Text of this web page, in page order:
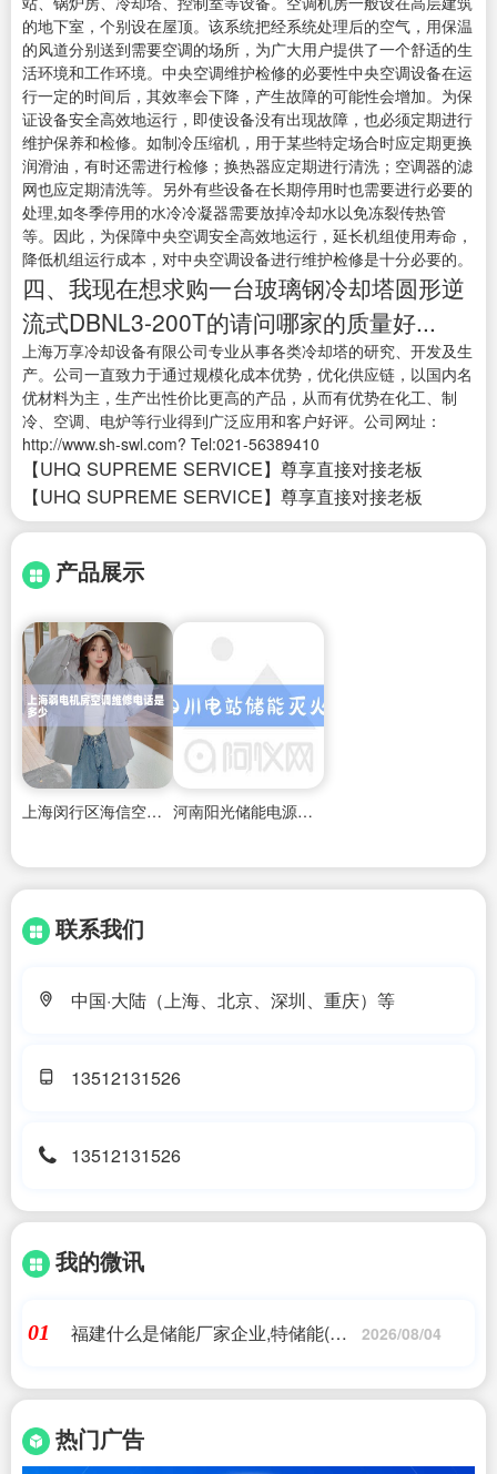
的地下室，个别设在屋顶。该系统把经系统处理后的空气，用保温
的风道分别送到需要空调的场所，为广大用户提供了一个舒适的生
活环境和工作环境。中央空调维护检修的必要性中央空调设备在运
行一定的时间后，其效率会下降，产生故障的可能性会增加。为保
证设备安全高效地运行，即使设备没有出现故障，也必须定期进行
维护保养和检修。如制冷压缩机，用于某些特定场合时应定期更换
润滑油，有时还需进行检修；换热器应定期进行清洗；空调器的滤
网也应定期清洗等。另外有些设备在长期停用时也需要进行必要的
处理,如冬季停用的水冷冷凝器需要放掉冷却水以免冻裂传热管
等。因此，为保障中央空调安全高效地运行，延长机组使用寿命，
降低机组运行成本，对中央空调设备进行维护检修是十分必要的。
四、我现在想求购一台玻璃钢冷却塔圆形逆
流式DBNL3-200T的请问哪家的质量好...
上海万享冷却设备有限公司专业从事各类冷却塔的研究、开发及生
产。公司一直致力于通过规模化成本优势，优化供应链，以国内名
优材料为主，生产出性价比更高的产品，从而有优势在化工、制
冷、空调、电炉等行业得到广泛应用和客户好评。公司网址：
http://www.sh-swl.com? Tel:021-56389410
【UHQ SUPREME SERVICE】尊享直接对接老板
【UHQ SUPREME SERVICE】尊享直接对接老板
产品展示
上海闵行区海信空调维修电话 河南阳光储能电源厂家
联系我们
中国·大陆（上海、北京、深圳、重庆）等
13512131526
13512131526
我的微讯
01
福建什么是储能厂家企业,特储能(福
薇特
2026/08/04
热门广告